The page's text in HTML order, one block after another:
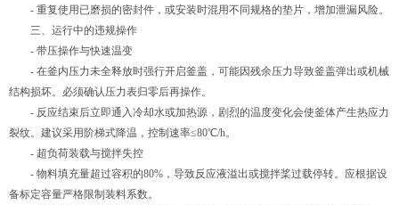
- 重复使用已磨损的密封件，或安装时混用不同规格的垫片，增加泄漏风险。
三、运行中的违规操作
- 带压操作与快速温变
- 在釜内压力未全释放时强行开启釜盖，可能因残余压力导致釜盖弹出或机械
结构损坏。必须确认压力表归零后再操作。
- 反应结束后立即通入冷却水或加热源，剧烈的温度变化会使釜体产生热应力
裂纹。建议采用阶梯式降温，控制速率≤80℃/h。
- 超负荷装载与搅拌失控
- 物料填充量超过容积的80%，导致反应液溢出或搅拌桨过载停转。应根据设
备标定容量严格限制装料系数。